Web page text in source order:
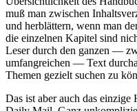
muß man zwischen
und herblättern, wenn man
die einzelnen Kapitel sind
Leser durch den ganzen —
umfangreichen — Text
Themen gezielt suchen zu
Das ist aber auch das